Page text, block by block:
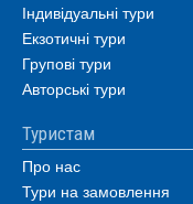
Індивідуальні тури
Екзотичні тури
Групові тури
Авторські тури
Туристам
Про нас
Тури на замовлення